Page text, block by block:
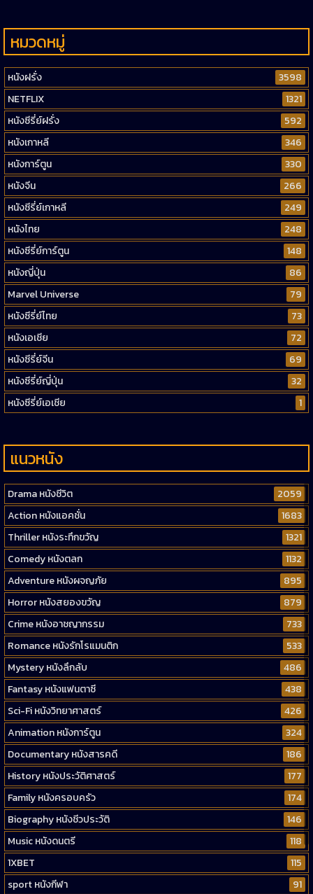
หมวดหมู่
หนังฝรั่ง
3598
NETFLIX
1321
หนังซีรี่ย์ฝรั่ง
592
หนังเกาหลี
346
หนังการ์ตูน
330
หนังจีน
266
หนังซีรี่ย์เกาหลี
249
หนังไทย
248
หนังซีรี่ย์การ์ตูน
148
หนังญี่ปุ่น
86
Marvel Universe
79
หนังซีรี่ย์ไทย
73
หนังเอเชีย
72
หนังซีรี่ย์จีน
69
หนังซีรี่ย์ญี่ปุ่น
32
หนังซีรี่ย์เอเชีย
1
แนวหนัง
Drama หนังชีวิต
2059
Action หนังแอคชั่น
1683
Thriller หนังระทึกขวัญ
1321
Comedy หนังตลก
1132
Adventure หนังผจญภัย
895
Horror หนังสยองขวัญ
879
Crime หนังอาชญากรรม
733
Romance หนังรักโรแมนติก
533
Mystery หนังลึกลับ
486
Fantasy หนังแฟนตาซี
438
Sci-Fi หนังวิทยาศาสตร์
426
Animation หนังการ์ตูน
324
Documentary หนังสารคดี
186
History หนังประวัติศาสตร์
177
Family หนังครอบครัว
174
Biography หนังชีวประวัติ
146
Music หนังดนตรี
118
1XBET
115
sport หนังกีฬา
91